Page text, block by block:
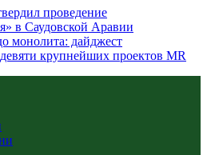
проведение
в Саудовской Аравии
монолита: дайджест
девяти крупнейших проектов MR